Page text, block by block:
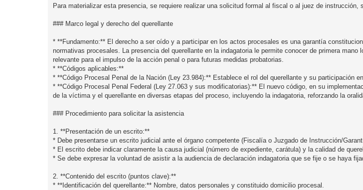
Para materializar esta presencia, se requiere realizar una solicitud formal al fiscal o al juez de
### Marco legal y derecho del querellante
* **Fundamento:** El derecho a ser oído y a participar en los actos procesales es una garantía
normativas procesales. La presencia del querellante en la indagatoria le permite conocer de primera
relevante para el impulso de la acción penal o para futuras medidas probatorias.
* **Códigos aplicables:**
* **Código Procesal Penal de la Nación (Ley 23.984):** Establece el rol del querellante y su participación
* **Código Procesal Penal Federal (Ley 27.063 y sus modificatorias):** El nuevo código, en su
de la víctima y el querellante en diversas etapas del proceso, incluyendo la indagatoria, reforzando la
### Procedimiento para solicitar la asistencia
1. **Presentación de un escrito:**
* Debe presentarse un escrito judicial ante el órgano competente (Fiscalía o Juzgado de Instrucción/
* El escrito debe indicar claramente la causa judicial (número de expediente, carátula) y la calidad de
* Se debe expresar la voluntad de asistir a la audiencia de declaración indagatoria que se fije o se haya
2. **Contenido del escrito (puntos clave):**
* **Identificación del querellante:** Nombre, datos personales y constituido domicilio procesal.